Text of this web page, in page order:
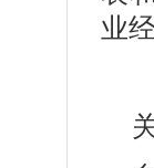
业